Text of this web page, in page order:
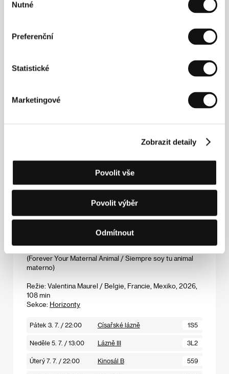
souhlasu
Nutné
Preferenční
Statistické
Marketingové
Zobrazit detaily
Povolit vše
Povolit výběr
Odmítnout
Úterý 7. 7. / 22:00 5L5
Opojení lesem
Divadlo Husovka
Jsme jedné krve
(Forever Your Maternal Animal / Siempre soy tu animal
materno)
Režie: Valentina Maurel / Belgie, Francie, Mexiko, 2026,
108 min
Sekce: Horizonty
Pátek 3. 7. / 22:00 Císařské lázně 1S5
Neděle 5. 7. / 13:00 Lázně III 3L2
Úterý 7. 7. / 22:00 Kinosál B 559